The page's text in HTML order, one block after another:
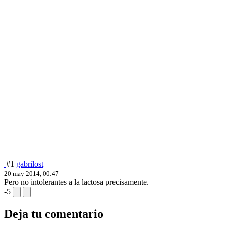
#1 gabrilost
20 may 2014, 00:47
Pero no intolerantes a la lactosa precisamente.
-5
Deja tu comentario